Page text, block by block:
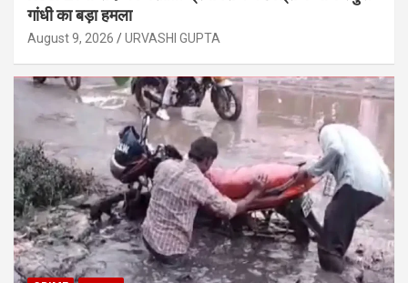
गांधी का बड़ा हमला
August 9, 2026 URVASHI GUPTA